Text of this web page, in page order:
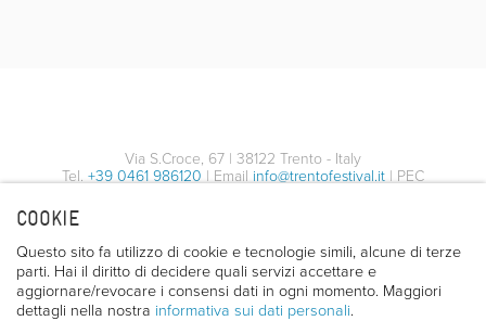
COOKIE
Questo sito fa utilizzo di cookie e tecnologie simili, alcune di terze
parti. Hai il diritto di decidere quali servizi accettare e
aggiornare/revocare i consensi dati in ogni momento. Maggiori
dettagli nella nostra informativa sui dati personali.
Via S.Croce, 67 | 38122 Trento - Italy
Tel. +39 0461 986120 | Email info@trentofestival.it | PEC